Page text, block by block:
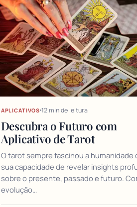
APLICATIVOS 12 min de leitura
Descubra o Futuro com
Aplicativo de Tarot
O tarot sempre fascinou a humanidade
sua capacidade de revelar insights
sobre o presente, passado e futuro.
evolução…